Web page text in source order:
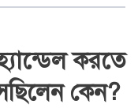
করতে
কেন?